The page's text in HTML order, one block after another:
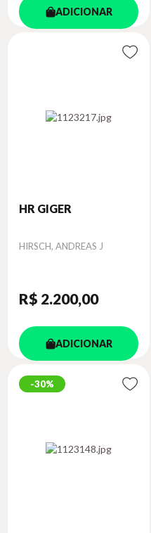
ADICIONAR
HR GIGER
Autor
HIRSCH, ANDREAS J
R$ 2.200,00
ADICIONAR
30%